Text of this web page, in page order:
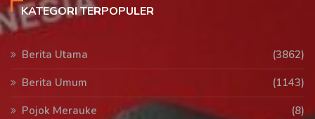
KATEGORI TERPOPULER
Berita Utama
(3862)
Berita Umum
(1143)
Pojok Merauke
(8)